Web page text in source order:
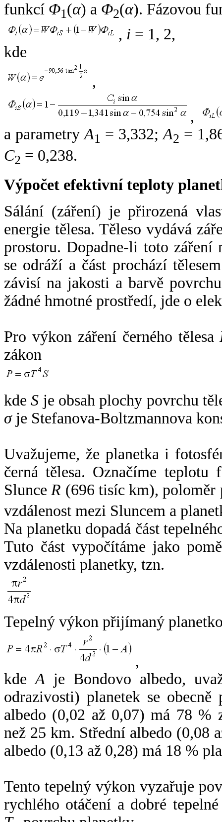
funkcí Φ1(α) a Φ2(α). Fázovou
, i = 1, 2,
kde
,
,
a parametryA1 = 3,332;A2 =
C2 = 0,238.
Výpočet efektivní teploty
Sálání (záření) je přirozená
energie tělesa. Těleso vydává
prostoru. Dopadne-li toto záření
se odráží a část prochází
závisí na jakosti a barvě
žádné hmotné prostředí, jde o
Pro výkon záření černého tělesa
zákon
kdeS je obsah plochy povrchu
σje Stefanova-Boltzmannova
Uvažujeme, že planetka i
černá tělesa. Označíme
SlunceR (696 tisíc km),
vzdálenost mezi Sluncem a
Na planetku dopadá část
Tuto část vypočítáme jako
vzdálenosti planetky, tzn.
Tepelný výkon přijímaný
,
kdeA je Bondovo albedo,
odrazivosti) planetek se
albedo (0,02 až 0,07) má 78 %
než 25 km. Střední albedo (0,08
albedo (0,13 až 0,28) má 18 %
Tento tepelný výkon vyzařuje
rychlého otáčení a dobré